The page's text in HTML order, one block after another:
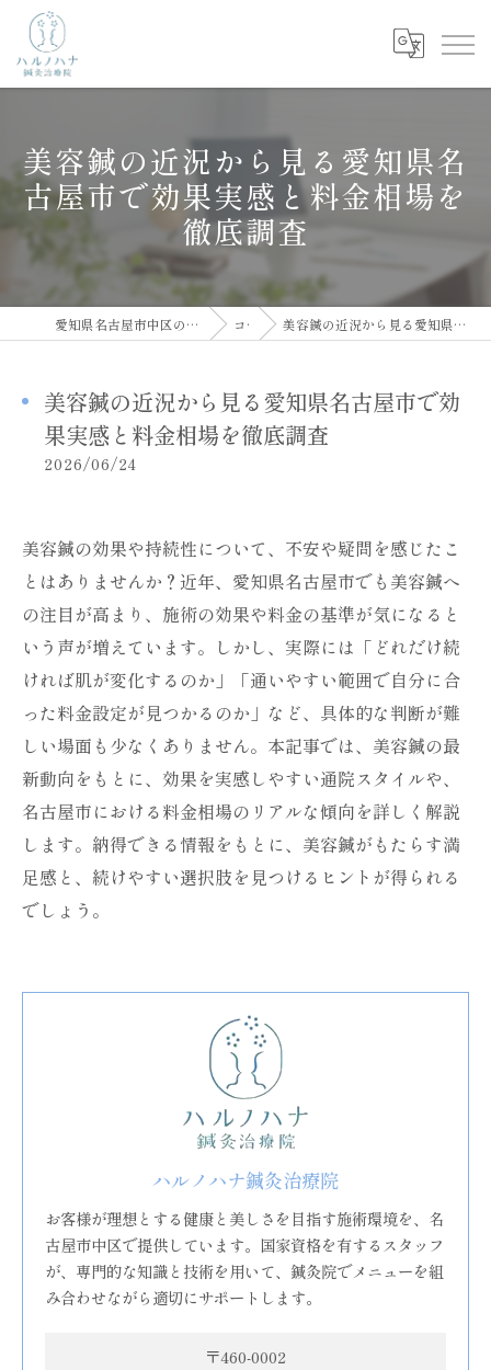
美容鍼の近況から見る愛知県名
古屋市で効果実感と料金相場を
徹底調査
愛知県名古屋市中区の鍼灸院ならハルノハナ鍼灸治療院 コラム 美容鍼の近況から見る愛知県名古屋市で効果実感と料金相場を徹底調査
美容鍼の近況から見る愛知県名古屋市で効
果実感と料金相場を徹底調査
2026/06/24
美容鍼の効果や持続性について、不安や疑問を感じたこ
とはありませんか？近年、愛知県名古屋市でも美容鍼へ
の注目が高まり、施術の効果や料金の基準が気になると
いう声が増えています。しかし、実際には「どれだけ続
ければ肌が変化するのか」「通いやすい範囲で自分に合
った料金設定が見つかるのか」など、具体的な判断が難
しい場面も少なくありません。本記事では、美容鍼の最
新動向をもとに、効果を実感しやすい通院スタイルや、
名古屋市における料金相場のリアルな傾向を詳しく解説
します。納得できる情報をもとに、美容鍼がもたらす満
足感と、続けやすい選択肢を見つけるヒントが得られる
でしょう。
ハルノハナ鍼灸治療院
お客様が理想とする健康と美しさを目指す施術環境を、名
古屋市中区で提供しています。国家資格を有するスタッフ
が、専門的な知識と技術を用いて、鍼灸院でメニューを組
み合わせながら適切にサポートします。
〒460-0002